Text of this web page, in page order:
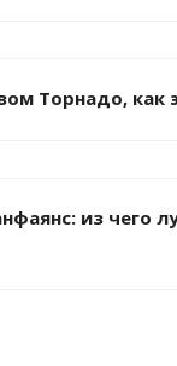
Торнадо, как
из чего